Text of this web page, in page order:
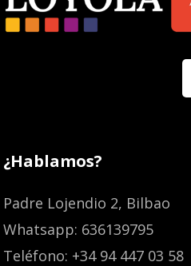
¿Hablamos?
Padre Lojendio 2, Bilbao
Whatsapp: 636139795
Teléfono: +34 94 447 03 58